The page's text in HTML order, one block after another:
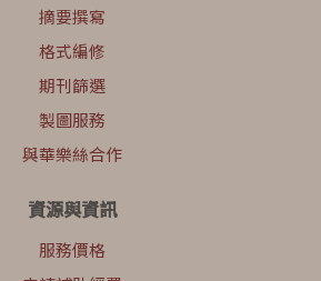
摘要撰寫
格式編修
期刊篩選
製圖服務
與華樂絲合作
資源與資訊
服務價格